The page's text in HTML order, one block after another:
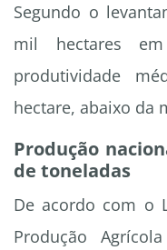
Segundo o
mil hectares
produtividade
hectare, abaixo da
Produção
de toneladas
De acordo com o
Produção